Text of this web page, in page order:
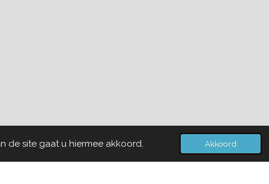
de site gaat u hiermee akkoord. Akkoord